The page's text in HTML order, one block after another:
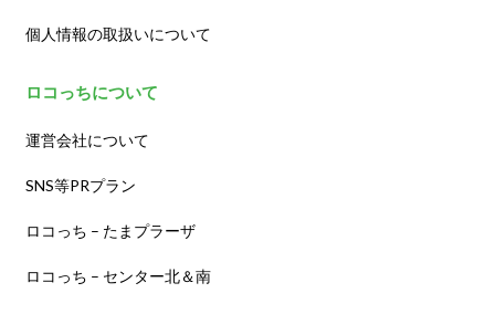
個人情報の取扱いについて
ロコっちについて
運営会社について
SNS等PRプラン
ロコっち – たまプラーザ
ロコっち – センター北＆南